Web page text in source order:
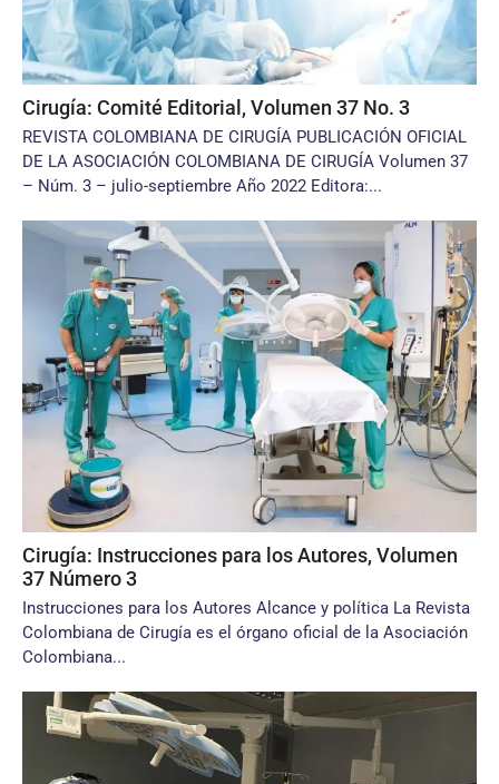
Cirugía: Comité Editorial, Volumen 37 No. 3
REVISTA COLOMBIANA DE CIRUGÍA PUBLICACIÓN OFICIAL
DE LA ASOCIACIÓN COLOMBIANA DE CIRUGÍA Volumen 37
– Núm. 3 – julio-septiembre Año 2022 Editora:...
Cirugía: Instrucciones para los Autores, Volumen
37 Número 3
Instrucciones para los Autores Alcance y política La Revista
Colombiana de Cirugía es el órgano oficial de la Asociación
Colombiana...